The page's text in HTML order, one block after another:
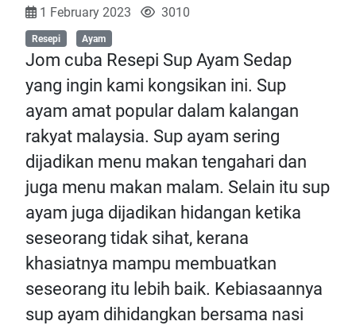
1 February 2023 3010
Resepi Ayam
Jom cuba Resepi Sup Ayam Sedap
yang ingin kami kongsikan ini. Sup
ayam amat popular dalam kalangan
rakyat malaysia. Sup ayam sering
dijadikan menu makan tengahari dan
juga menu makan malam. Selain itu sup
ayam juga dijadikan hidangan ketika
seseorang tidak sihat, kerana
khasiatnya mampu membuatkan
seseorang itu lebih baik. Kebiasaannya
sup ayam dihidangkan bersama nasi